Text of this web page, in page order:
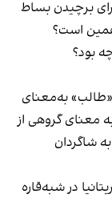
برچیدن بساط
همین است؟
بود؟
به‌معنای
معنای گروهی از
شاگردان
از حضور بریتانیا در شبه‌قاره